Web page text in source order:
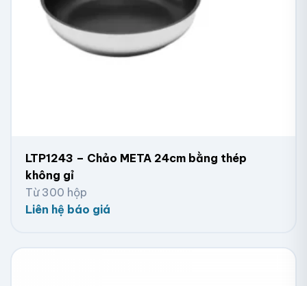
LTP1243 – Chảo META 24cm bằng thép
không gỉ
Từ 300 hộp
Liên hệ báo giá